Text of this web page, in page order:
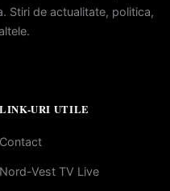
Stiri de actualitate, politica,
LINK-URI UTILE
Contact
Nord-Vest TV Live